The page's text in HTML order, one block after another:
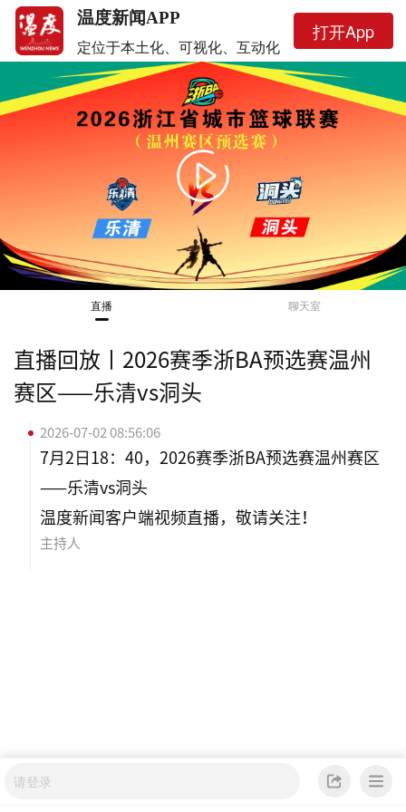
window.
暂无画面
直播 聊天室
直播回放丨2026赛季浙BA预选赛温州
赛区——乐清vs洞头
2026-07-02 08:56:06
7月2日18：40，2026赛季浙BA预选赛温州赛区
——乐清vs洞头
温度新闻客户端视频直播，敬请关注！
主持人
温度新闻APP
定位于本土化、可视化、互动化
打开App